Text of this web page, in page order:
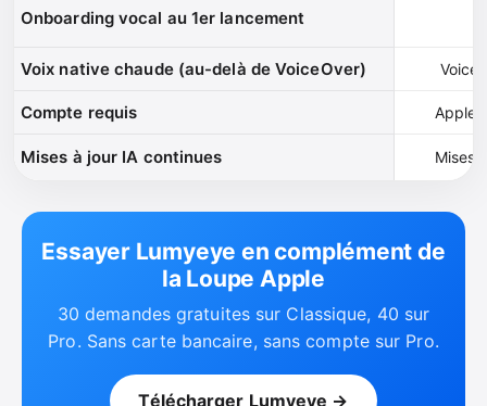
Onboarding vocal au 1er lancement
Voix native chaude (au-delà de VoiceOver)
Compte requis Apple
Mises à jour IA continues Mises
Essayer Lumyeye en complément de
la Loupe Apple
30 demandes gratuites sur Classique, 40 sur
Pro. Sans carte bancaire, sans compte sur Pro.
Télécharger Lumyeye →